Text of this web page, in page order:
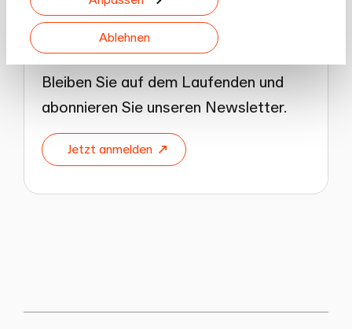
Ablehnen
Newsletter
Bleiben Sie auf dem Laufenden und
abonnieren Sie unseren Newsletter.
Jetzt anmelden